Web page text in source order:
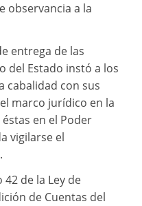
observancia a la
entrega de las
del Estado instó a los
cabalidad con sus
marco jurídico en la
en el Poder
vigilarse el
de la Ley de
de Cuentas del